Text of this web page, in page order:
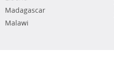
Madagascar
Malawi